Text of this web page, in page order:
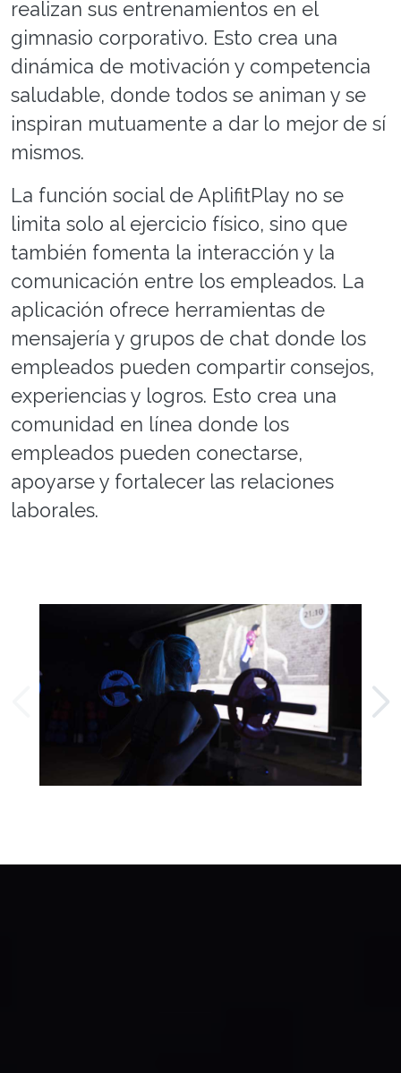
realizan sus entrenamientos en el
gimnasio corporativo. Esto crea una
dinámica de motivación y competencia
saludable, donde todos se animan y se
inspiran mutuamente a dar lo mejor de sí
mismos.
La función social de AplifitPlay no se
limita solo al ejercicio físico, sino que
también fomenta la interacción y la
comunicación entre los empleados. La
aplicación ofrece herramientas de
mensajería y grupos de chat donde los
empleados pueden compartir consejos,
experiencias y logros. Esto crea una
comunidad en línea donde los
empleados pueden conectarse,
apoyarse y fortalecer las relaciones
laborales.